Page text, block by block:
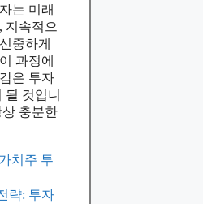
는 미래
지속적으
중하게
과정에
은 투자
될 것입니
충분한
가치주 투
략: 투자